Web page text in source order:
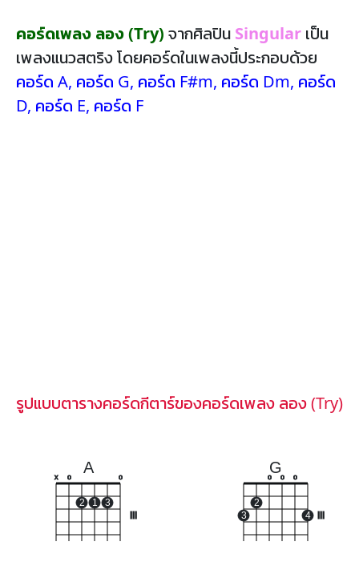
คอร์ดเพลง ลอง (Try) จากศิลปิน Singular เป็น
เพลงแนวสตริง โดยคอร์ดในเพลงนี้ประกอบด้วย
คอร์ด A, คอร์ด G, คอร์ด F#m, คอร์ด Dm, คอร์ด
D, คอร์ด E, คอร์ด F
รูปแบบตารางคอร์ดกีตาร์ของคอร์ดเพลง ลอง (Try)
A
x o
2 1 3
o
G
3
2
o o o
4